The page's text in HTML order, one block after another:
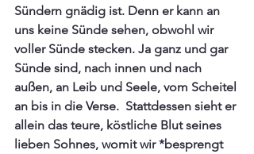
Sündern gnädig ist. Denn er kann an
uns keine Sünde sehen, obwohl wir
voller Sünde stecken. Ja ganz und gar
Sünde sind, nach innen und nach
außen, an Leib und Seele, vom Scheitel
an bis in die Verse.  Stattdessen sieht er
allein das teure, köstliche Blut seines
lieben Sohnes, womit wir *besprengt